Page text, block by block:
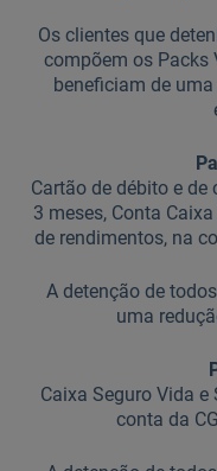
Os clientes que
compõem os Packs
beneficiam de
Cartão de débito e
3 meses, Conta
de rendimentos, na
A detenção de
uma
Caixa Seguro Vida
conta da